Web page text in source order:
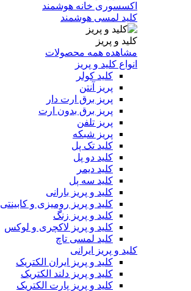
اکسسوری خانه هوشمند
کلید لمسی هوشمند
کلید و پریز
مشاهده همه محصولات
انواع کلید و پریز
کلید کولر
پریز آنتن
پریز برق ارت دار
پریز برق بدون ارت
پریز تلفن
پریز شبکه
کلید تک پل
کلید دو پل
کلید دیمر
کلید سه پل
کلید و پریز بارانی
کلید و پریز رومیزی و کابینتی
کلید و پریز زنگ
کلید و پریز لاکچری و لوکس
کلید لمسی تاچ
کلید و پریز ایرانی
کلید و پریز ایران الکتریک
کلید و پریز دلند الکتریک
کلید و پریز پارت الکتریک